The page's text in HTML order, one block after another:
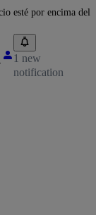
esté por encima del
1 new
notification